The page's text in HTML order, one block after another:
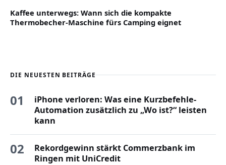
Kaffee unterwegs: Wann sich die kompakte
Thermobecher-Maschine fürs Camping eignet
DIE NEUESTEN BEITRÄGE
01
iPhone verloren: Was eine Kurzbefehle-
Automation zusätzlich zu „Wo ist?“ leisten
kann
02
Rekordgewinn stärkt Commerzbank im
Ringen mit UniCredit